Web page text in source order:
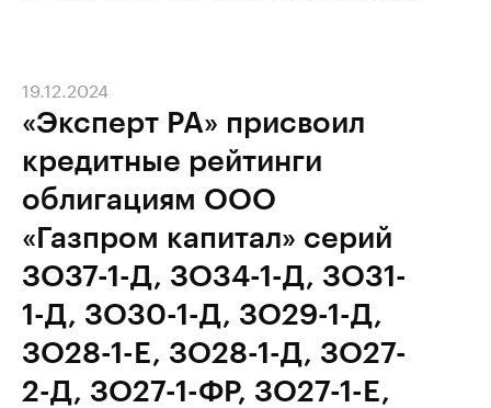
«Эксперт РА» присвоил
кредитные рейтинги
облигациям ООО
«Газпром капитал» серий
ЗО37-1-Д, ЗО34-1-Д, ЗО31-
1-Д, ЗО30-1-Д, ЗО29-1-Д,
ЗО28-1-E, ЗО28-1-Д, ЗО27-
2-Д, ЗО27-1-ФР, ЗО27-1-Е,
19.12.2024